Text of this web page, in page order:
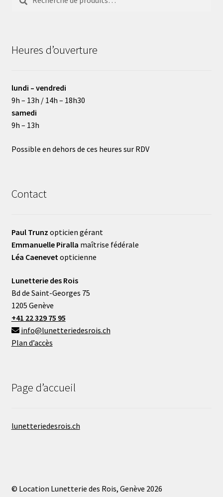
pour :
Heures d’ouverture
lundi – vendredi
9h – 13h / 14h – 18h30
samedi
9h – 13h
Possible en dehors de ces heures sur RDV
Contact
Paul Trunz opticien gérant
Emmanuelle Piralla maîtrise fédérale
Léa Caenevet opticienne
Lunetterie des Rois
Bd de Saint-Georges 75
1205 Genève
+41 22 329 75 95
info@lunetteriedesrois.ch
Plan d’accès
Page d’accueil
lunetteriedesrois.ch
© Location Lunetterie des Rois, Genève 2026